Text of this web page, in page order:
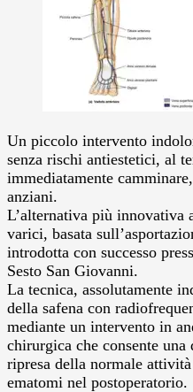
Un piccolo intervento
senza rischi antiestetici, al
immediatamente
anziani.
L’alternativa più
varici, basata
introdotta con successo
Sesto San Giovanni.
La tecnica, assolutamente
della safena con
mediante un intervento in
chirurgica che consente
ripresa della normale
ematomi nel postoperatorio.